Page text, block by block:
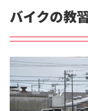
バイクの教